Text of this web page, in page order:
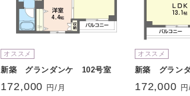
オススメ
新築 グランダンケ 102号室
172,000 円/月
オススメ
新築 グラン
172,000